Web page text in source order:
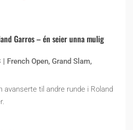
Garros – én seier unna mulig
| French Open, Grand Slam,
avanserte til andre runde i Roland